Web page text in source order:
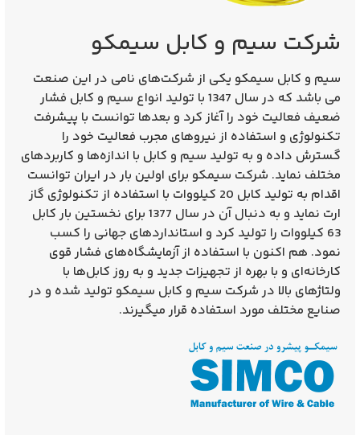
شرکت سیم و کابل سیمکو
سیم و کابل سیمکو یکی از شرکت‌های نامی در این صنعت
می باشد که در سال 1347 با تولید انواع سیم و کابل فشار
ضعیف فعالیت خود را آغاز کرد و بعدها توانست با پیشرفت
تکنولوژی و استفاده از نیروهای مجرب فعالیت خود را
گسترش داده و به تولید سیم و کابل با اندازه‌ها و کاربردهای
مختلف نماید. شرکت سیمکو برای اولین بار در ایران توانست
اقدام به تولید کابل 20 کیلووات با استفاده از تکنولوژی گاز
ارت نماید و به دنبال آن در سال 1377 برای نخستین بار کابل
63 کیلووات را تولید کرد و استانداردهای جهانی را کسب
نمود. هم اکنون با استفاده از آزمایشگاه‌های فشار قوی
کارخانه‌ای و با بهره از تجهیزات جدید و به روز کابل‌ها با
ولتاژهای بالا در شرکت سیم و کابل سیمکو تولید شده و در
صنایع مختلف مورد استفاده قرار میگیرند.